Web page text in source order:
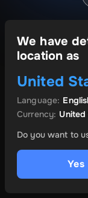
We have
location as
United
Language:
Currency: United
Do you want to
Yes